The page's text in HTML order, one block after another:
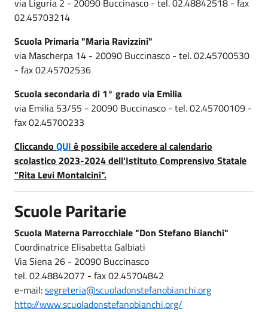
02.45703214
Scuola Primaria "Maria Ravizzini"
via Mascherpa 14 - 20090 Buccinasco - tel. 02.45700530
- fax 02.45702536
Scuola secondaria di 1° grado via Emilia
via Emilia 53/55 - 20090 Buccinasco - tel. 02.45700109 -
fax 02.45700233
Cliccando QUI è possibile accedere al calendario
scolastico 2023-2024 dell'Istituto Comprensivo Statale
"Rita Levi Montalcini".
Scuole Paritarie
Scuola Materna Parrocchiale "Don Stefano Bianchi"
Coordinatrice Elisabetta Galbiati
Via Siena 26 - 20090 Buccinasco
tel. 02.48842077 - fax 02.45704842
e-mail:segreteria@scuoladonstefanobianchi.org
http://www.scuoladonstefanobianchi.org/